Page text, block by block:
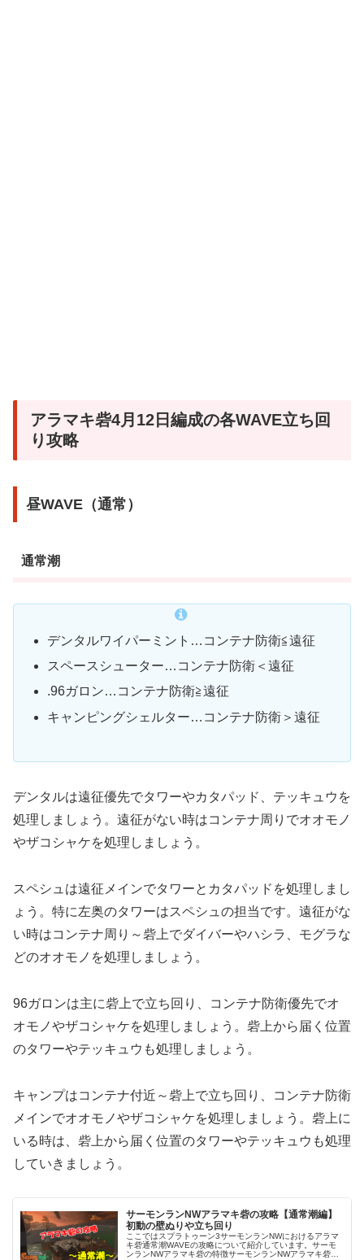
アラマキ砦4月12日編成の各WAVE立ち回
り攻略
昼WAVE（通常）
通常潮
デンタルワイパーミント…コンテナ防衛≦遠征
スペースシューター…コンテナ防衛＜遠征
.96ガロン…コンテナ防衛≧遠征
キャンピングシェルター…コンテナ防衛＞遠征
デンタルは遠征優先でタワーやカタパッド、テッキュウを
処理しましょう。遠征がない時はコンテナ周りでオオモノ
やザコシャケを処理しましょう。
スペシュは遠征メインでタワーとカタパッドを処理しまし
ょう。特に左奥のタワーはスペシュの担当です。遠征がな
い時はコンテナ周り～砦上でダイバーやハシラ、モグラな
どのオオモノを処理しましょう。
96ガロンは主に砦上で立ち回り、コンテナ防衛優先でオ
オモノやザコシャケを処理しましょう。砦上から届く位置
のタワーやテッキュウも処理しましょう。
キャンプはコンテナ付近～砦上で立ち回り、コンテナ防衛
メインでオオモノやザコシャケを処理しましょう。砦上に
いる時は、砦上から届く位置のタワーやテッキュウも処理
していきましょう。
サーモンランNWアラマキ砦の攻略【通常潮編】
初動の壁ぬりや立ち回り
ここではスプラトゥーン3サーモンランNWにおけるアラマ
キ砦通常潮WAVEの攻略について紹介しています。サーモ
ンランNWアラマキ砦の特徴サーモンランNWアラマキ砦